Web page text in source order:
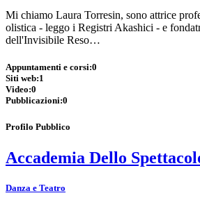
Mi chiamo Laura Torresin, sono attrice
olistica - leggo i Registri Akashici - e
dell'Invisibile Reso…
Appuntamenti e corsi:0
Siti web:1
Video:0
Pubblicazioni:0
Profilo Pubblico
Accademia Dello
Danza e Teatro